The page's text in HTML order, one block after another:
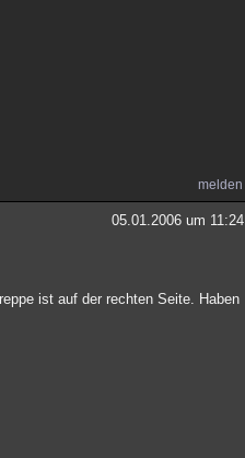
melden
05.01.2006 um 11:24
ist auf der rechten Seite. Haben